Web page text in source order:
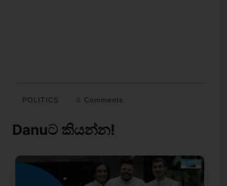
POLITICS 0 Comments